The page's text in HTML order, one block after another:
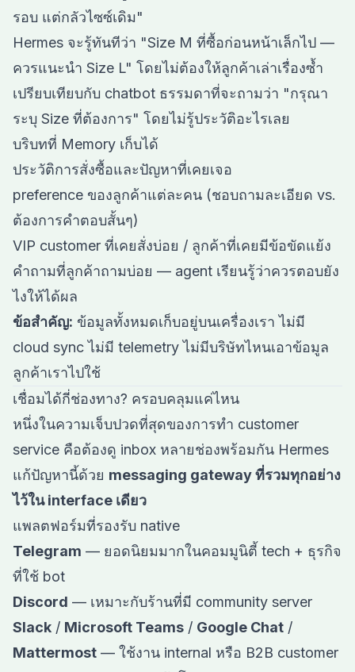
รอบ แต่กลัวไซซ์เดิม"
Hermes จะรู้ทันทีว่า "Size M ที่ซื้อก่อนหน้าเล็กไป —
ควรแนะนำ Size L" โดยไม่ต้องให้ลูกค้าเล่าเรื่องซ้ำ
เปรียบเทียบกับ chatbot ธรรมดาที่จะถามว่า "กรุณา
ระบุ Size ที่ต้องการ" โดยไม่รู้ประวัติอะไรเลย
บริบทที่ Memory เก็บได้
ประวัติการสั่งซื้อและปัญหาที่เคยเจอ
preference ของลูกค้าแต่ละคน (ชอบถามละเอียด vs.
ต้องการคำตอบสั้นๆ)
VIP customer ที่เคยสั่งบ่อย / ลูกค้าที่เคยมีข้อขัดแย้ง
คำถามที่ลูกค้าถามบ่อย — agent เรียนรู้ว่าควรตอบยัง
ไงให้ได้ผล
ข้อสำคัญ: ข้อมูลทั้งหมดเก็บอยู่บนเครื่องเรา ไม่มี
cloud sync ไม่มี telemetry ไม่มีบริษัทไหนเอาข้อมูล
ลูกค้าเราไปใช้
เชื่อมได้กี่ช่องทาง? ครอบคลุมแค่ไหน
หนึ่งในความเจ็บปวดที่สุดของการทำ customer
service คือต้องดู inbox หลายช่องพร้อมกัน Hermes
แก้ปัญหานี้ด้วย messaging gateway ที่รวมทุกอย่าง
ไว้ใน interface เดียว
แพลตฟอร์มที่รองรับ native
Telegram — ยอดนิยมมากในคอมมูนิตี้ tech + ธุรกิจ
ที่ใช้ bot
Discord — เหมาะกับร้านที่มี community server
Slack / Microsoft Teams / Google Chat /
Mattermost — ใช้งาน internal หรือ B2B customer